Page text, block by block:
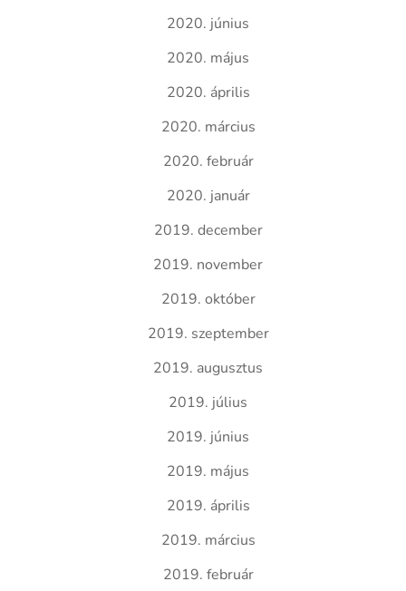
2020. június
2020. május
2020. április
2020. március
2020. február
2020. január
2019. december
2019. november
2019. október
2019. szeptember
2019. augusztus
2019. július
2019. június
2019. május
2019. április
2019. március
2019. február